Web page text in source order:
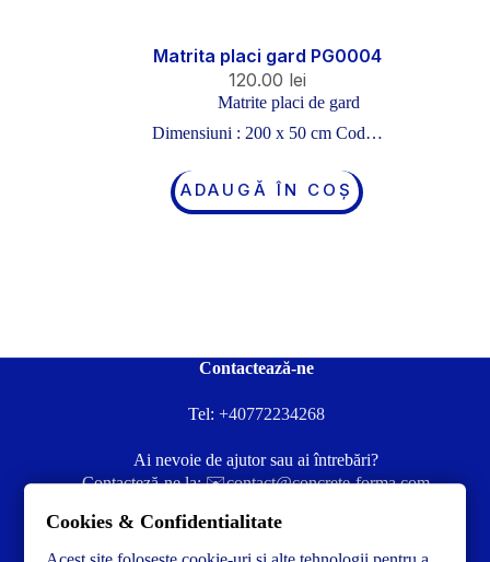
Matrita placi gard PG0004
120.00 lei
Matrite placi de gard
Dimensiuni : 200 x 50 cm Cod…
ADAUGĂ ÎN COȘ
Contactează-ne
Tel: +40772234268
Ai nevoie de ajutor sau ai întrebări?
Contacteză-ne la:✉️contact@concrete-forma.com
Cookies & Confidentialitate